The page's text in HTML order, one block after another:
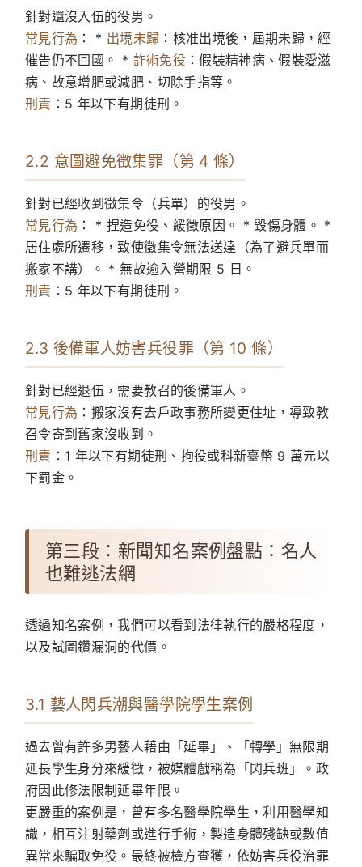
針對還沒入伍的役男。
常見行為 ： * 出境未歸 ：核准出境後，屆期未歸，經
催告仍不回國。 * 詐術免役：假裝精神病、假裝愛滋
病、故意增肥或減肥、切除手指等。
刑責 ：5 年以下有期徒刑。
2.2 意圖避免徵集罪（第 4 條）
針對已經收到徵集令（兵單）的役男。
常見行為 ： * 捏造免役、緩徵原因。 * 毀傷身體。 *
居住處所遷移，致使徵集令無法送達（為了避兵單而
搬家不講）。 * 無故逾入營期限 5 日。
刑責 ：5 年以下有期徒刑。
2.3 後備軍人妨害兵役罪（第 10 條）
針對已經退伍，需要教召的後備軍人。
常見行為 ：搬家沒有去戶政事務所變更住址，導致教
召令寄到舊家沒收到。
刑責 ：1 年以下有期徒刑、拘役或科新臺幣 9 萬元以
下罰金。
第三段：新聞知名案例盤點：名人
也難逃法網
透過知名案例，我們可以看到法律執行的嚴格程度，
以及試圖鑽漏洞的代價。
3.1 藝人閃兵潮與醫學院學生案例
過去曾有許多男藝人藉由「延畢」、「轉學」無限期
延長學生身分來緩徵，被媒體戲稱為「閃兵班」。政
府因此修法限制延畢年限。
更嚴重的案例是，曾有多名醫學院學生，利用醫學知
識，相互注射藥劑或進行手術，製造身體殘缺或數值
異常來騙取免役。最終被檢方查獲，依妨害兵役治罪